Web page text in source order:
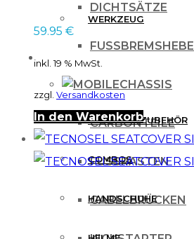
DICHTSÄTZE
FUSSBREMSHEBEL
CHASSIS
CARBONTEILE
FUSSRASTEN
GABELBRÜCKEN
WERKZEUG
MX BEKLEIDUNG
BRILLEN & ZUBEHÖR
COMBOS
HANDSCHUHE
59.95 €
inkl. 19 % MwSt.
zzgl. Versandkosten
In den Warenkorb